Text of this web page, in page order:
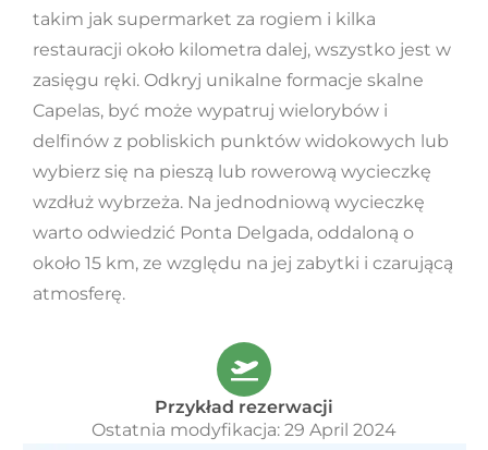
takim jak supermarket za rogiem i kilka
restauracji około kilometra dalej, wszystko jest w
zasięgu ręki. Odkryj unikalne formacje skalne
Capelas, być może wypatruj wielorybów i
delfinów z pobliskich punktów widokowych lub
wybierz się na pieszą lub rowerową wycieczkę
wzdłuż wybrzeża. Na jednodniową wycieczkę
warto odwiedzić Ponta Delgada, oddaloną o
około 15 km, ze względu na jej zabytki i czarującą
atmosferę.
Przykład rezerwacji
Ostatnia modyfikacja: 29 April 2024